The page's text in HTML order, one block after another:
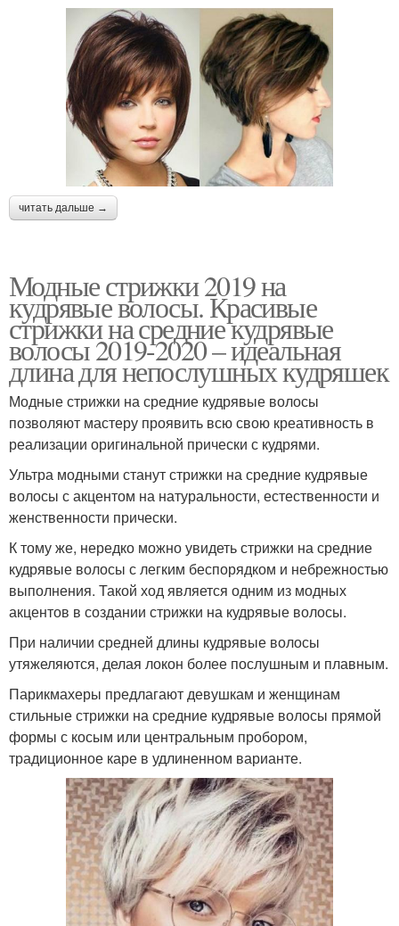
читать дальше →
Модные стрижки 2019 на
кудрявые волосы. Красивые
стрижки на средние кудрявые
волосы 2019-2020 – идеальная
длина для непослушных кудряшек
Модные стрижки на средние кудрявые волосы
позволяют мастеру проявить всю свою креативность в
реализации оригинальной прически с кудрями.
Ультра модными станут стрижки на средние кудрявые
волосы с акцентом на натуральности, естественности и
женственности прически.
К тому же, нередко можно увидеть стрижки на средние
кудрявые волосы с легким беспорядком и небрежностью
выполнения. Такой ход является одним из модных
акцентов в создании стрижки на кудрявые волосы.
При наличии средней длины кудрявые волосы
утяжеляются, делая локон более послушным и плавным.
Парикмахеры предлагают девушкам и женщинам
стильные стрижки на средние кудрявые волосы прямой
формы с косым или центральным пробором,
традиционное каре в удлиненном варианте.